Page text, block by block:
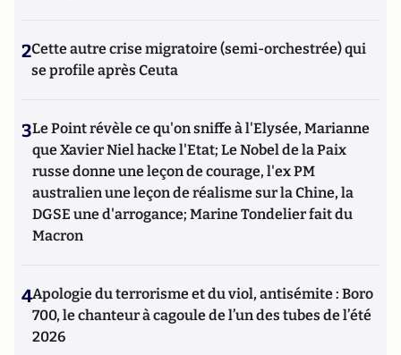
2Cette autre crise migratoire (semi-orchestrée) qui
se profile après Ceuta
3Le Point révèle ce qu'on sniffe à l'Elysée, Marianne
que Xavier Niel hacke l'Etat; Le Nobel de la Paix
russe donne une leçon de courage, l'ex PM
australien une leçon de réalisme sur la Chine, la
DGSE une d'arrogance; Marine Tondelier fait du
Macron
4Apologie du terrorisme et du viol, antisémite : Boro
700, le chanteur à cagoule de l’un des tubes de l’été
2026